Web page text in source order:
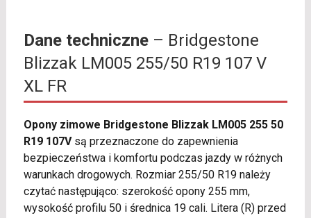
Dane techniczne– Bridgestone
Blizzak LM005 255/50 R19 107 V
XL FR
Opony zimowe Bridgestone Blizzak LM005 255 50
R19 107Vsą przeznaczone do zapewnienia
bezpieczeństwa i komfortu podczas jazdy w różnych
warunkach drogowych. Rozmiar 255/50 R19 należy
czytać następująco: szerokość opony 255 mm,
wysokość profilu 50 i średnica 19 cali. Litera (R) przed